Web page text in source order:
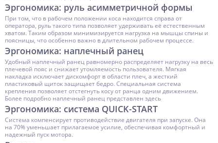
Эргономика: руль асимметричной формы
При том, что в рабочем положении коса находится справа от
оператора, руль такого типа позволяет удерживать её естественным
хватом. Таким образом минимизируется нагрузка на мышцы спины и
поясницы, что особенно важно в длительном рабочем процессе.
Эргономика: наплечный ранец
Удобный наплечный ранец равномерно распределяет нагрузку на весь
плечевой пояс и снижает утомляемость пользователя. Мягкая
накладка исключает дискомфорт в области плеч, а жесткий
пластиковый щиток защищает бедро. Специальная система
крепления позволяет отстегнуть косу от ранца одним движением.
Более подробно наплечный ранец представлен здесь
Эргономика: система QUICK-START
Система компенсирует противодействие двигателя при запуске. Она
на 70% уменьшает прилагаемое усилие, обеспечивая комфортный и
надежный пуск мотора.